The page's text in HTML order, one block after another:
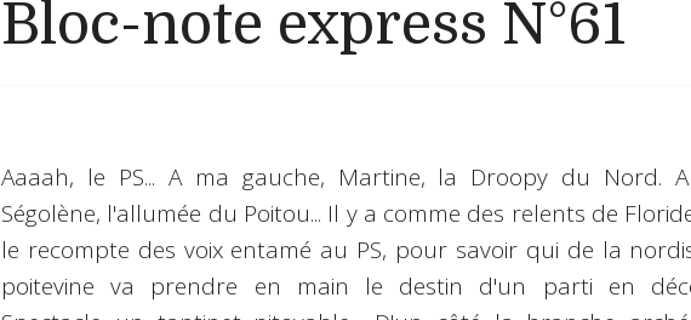
Bloc-note express N°61
Aaaah, le PS... A ma gauche, Martine, la Droopy du Nord.
Ségolène, l'allumée du Poitou... Il y a comme des relents de
le recompte des voix entamé au PS, pour savoir qui de la
poitevine va prendre en main le destin d'un parti en